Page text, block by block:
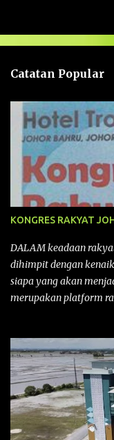
a
n
Catatan Popular
KONGRES RAKYAT
DALAM keadaan
dihimpit dengan
siapa yang akan
merupakan platform
pertama yang telah
Alam, Selangor, di
“MEMBINA MALAYSIA
peringkat negeri-
ditimbulkan di
ekonomi, sosial,